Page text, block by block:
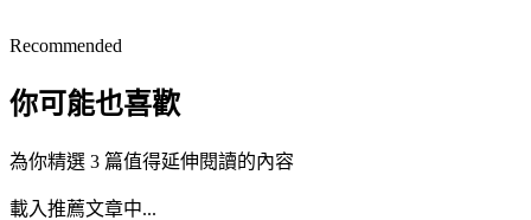
Recommended
你可能也喜歡
為你精選 3 篇值得延伸閱讀的內容
載入推薦文章中...